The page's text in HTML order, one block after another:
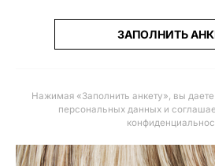
ЗАПОЛНИТЬ
Нажимая «Заполнить анкету», вы даете
персональных данных и